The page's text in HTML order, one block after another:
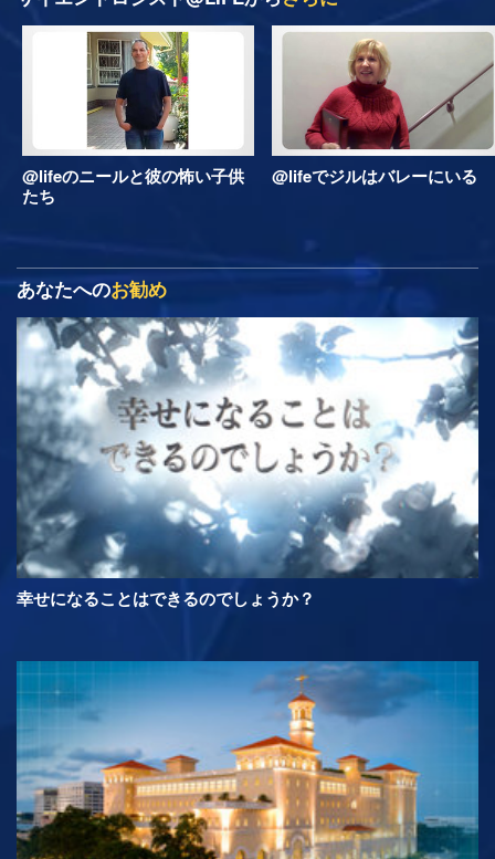
@lifeのニールと彼の怖い子供
たち
@lifeでジルはバレーにいる
あなたへのお勧め
幸せになることはできるのでしょうか？